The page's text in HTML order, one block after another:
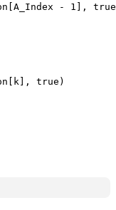
- 1],
true)